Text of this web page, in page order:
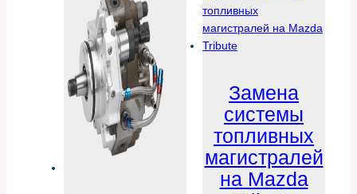
Замена
системы
топливных
магистралей
на Mazda